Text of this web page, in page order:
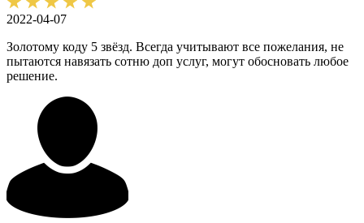
2022-04-07
Золотому коду 5 звёзд. Всегда учитывают все пожелания, не
пытаются навязать сотню доп услуг, могут обосновать любое
решение.